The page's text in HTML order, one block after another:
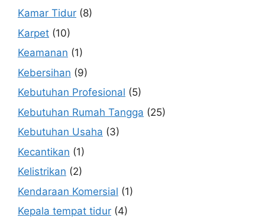
Kamar Tidur (8)
Karpet (10)
Keamanan (1)
Kebersihan (9)
Kebutuhan Profesional (5)
Kebutuhan Rumah Tangga (25)
Kebutuhan Usaha (3)
Kecantikan (1)
Kelistrikan (2)
Kendaraan Komersial (1)
Kepala tempat tidur (4)